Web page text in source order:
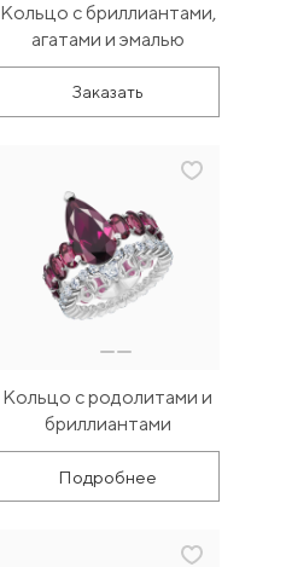
Кольцо с бриллиантами,
агатами и эмалью
Заказать
Кольцо с родолитами и
бриллиантами
Подробнее